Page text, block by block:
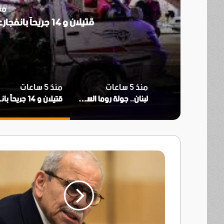
قتيلان و 14 جريحاً بانفجارعبوة داخل حافلة ركاب قرب دمشق
منذ 5 ساعات
لبنان.. جولة روما السابعة بلا اختراق و«الثامنة» مطلع سبتمبر
منذ 5 ساعات
قتيلان
رئيس
لبنان:
هدف"